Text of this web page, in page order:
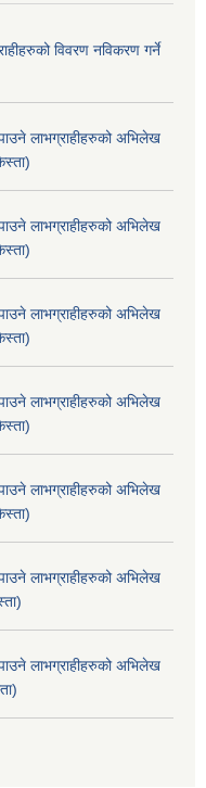
विवरण नविकरण गर्ने
पाउने लाभग्राहीहरुको अभिलेख
पाउने लाभग्राहीहरुको अभिलेख
पाउने लाभग्राहीहरुको अभिलेख
पाउने लाभग्राहीहरुको अभिलेख
पाउने लाभग्राहीहरुको अभिलेख
पाउने लाभग्राहीहरुको अभिलेख
पाउने लाभग्राहीहरुको अभिलेख